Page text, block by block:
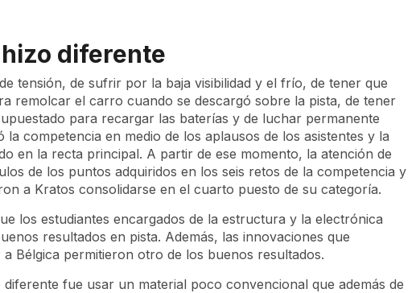
diferente
tensión, de sufrir por la baja visibilidad y el frío, de tener que
remolcar el carro cuando se descargó sobre la pista, de tener
para recargar las baterías y de luchar permanente
competencia en medio de los aplausos de los asistentes y la
en la recta principal. A partir de ese momento, la atención de
de los puntos adquiridos en los seis retos de la competencia y
a Kratos consolidarse en el cuarto puesto de su categoría.
los estudiantes encargados de la estructura y la electrónica
resultados en pista. Además, las innovaciones que
Bélgica permitieron otro de los buenos resultados.
fue usar un material poco convencional que además de